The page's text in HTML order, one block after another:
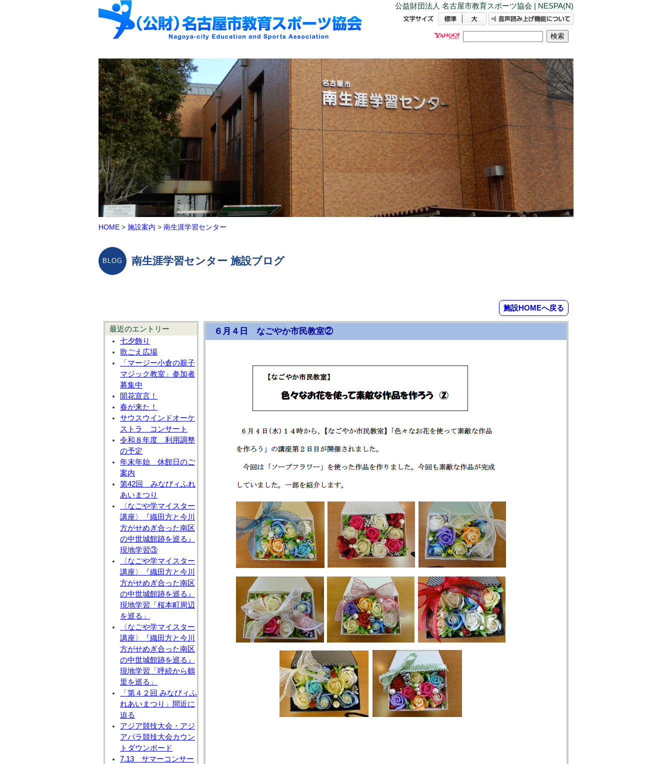
公益財団法人 名古屋市教育スポーツ協会 | NESPA(N)
HOME > 施設案内 > 南生涯学習センター
南生涯学習センター 施設ブログ
施設HOMEへ戻る
最近のエントリー
七夕飾り
歌ごえ広場
「マージー小倉の親子
マジック教室」参加者
募集中
開花宣言！
春が来た！
サウスウインドオーケ
ストラ コンサート
令和８年度 利用調整
の予定
年末年始 休館日のご
案内
第42回 みなびィふれ
あいまつり
〈なごや学マイスター
講座〉『織田方と今川
方がせめぎ合った南区
の中世城館跡を巡る』
現地学習③
〈なごや学マイスター
講座〉『織田方と今川
方がせめぎ合った南区
の中世城館跡を巡る』
現地学習「桜本町周辺
を巡る」
〈なごや学マイスター
講座〉『織田方と今川
方がせめぎ合った南区
の中世城館跡を巡る』
現地学習「呼続から鶴
里を巡る」
「第４２回 みなびィふ
れあいまつり」間近に
迫る
アジア競技大会・アジ
アパラ競技大会カウン
トダウンボード
7.13 サマーコンサー
６月４日 なごやか市民教室②